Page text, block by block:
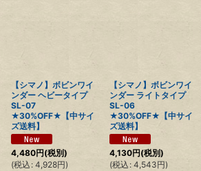
【シマノ】ボビンワイ
ンダー ヘビータイプ
SL-07
★30%OFF★【中サイ
ズ送料】
4,480円(税別)
(税込 : 4,928円)
【シマノ】ボビンワイ
ンダー ライトタイプ
SL-06
★30%OFF★【中サイ
ズ送料】
4,130円(税別)
(税込 : 4,543円)